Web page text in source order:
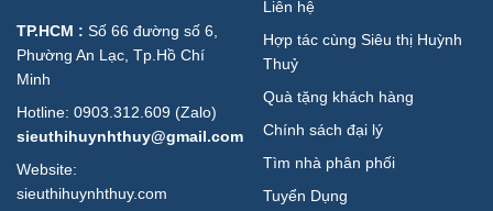
TP.HCM : Số 66 đường số 6,
Phường An Lạc, Tp.Hồ Chí
Minh
Hotline: 0903.312.609 (Zalo)
sieuthihuynhthuy@gmail.com
Website:
sieuthihuynhthuy.com
Liên hệ
Hợp tác cùng Siêu thị Huỳnh
Thuỷ
Quà tặng khách hàng
Chính sách đại lý
Tìm nhà phân phối
Tuyển Dụng